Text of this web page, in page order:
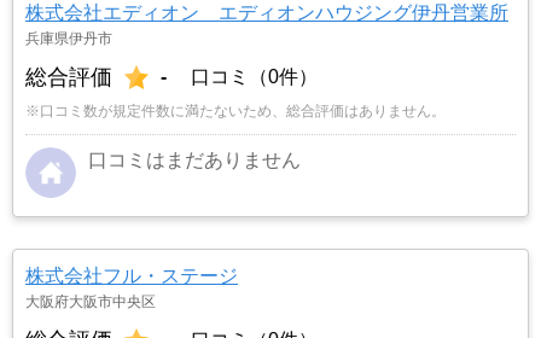
株式会社エディオン エディオンハウジング伊丹営業所
兵庫県伊丹市
総合評価 - 口コミ（0件）
※口コミ数が規定件数に満たないため、総合評価はありません。
口コミはまだありません
株式会社フル・ステージ
大阪府大阪市中央区